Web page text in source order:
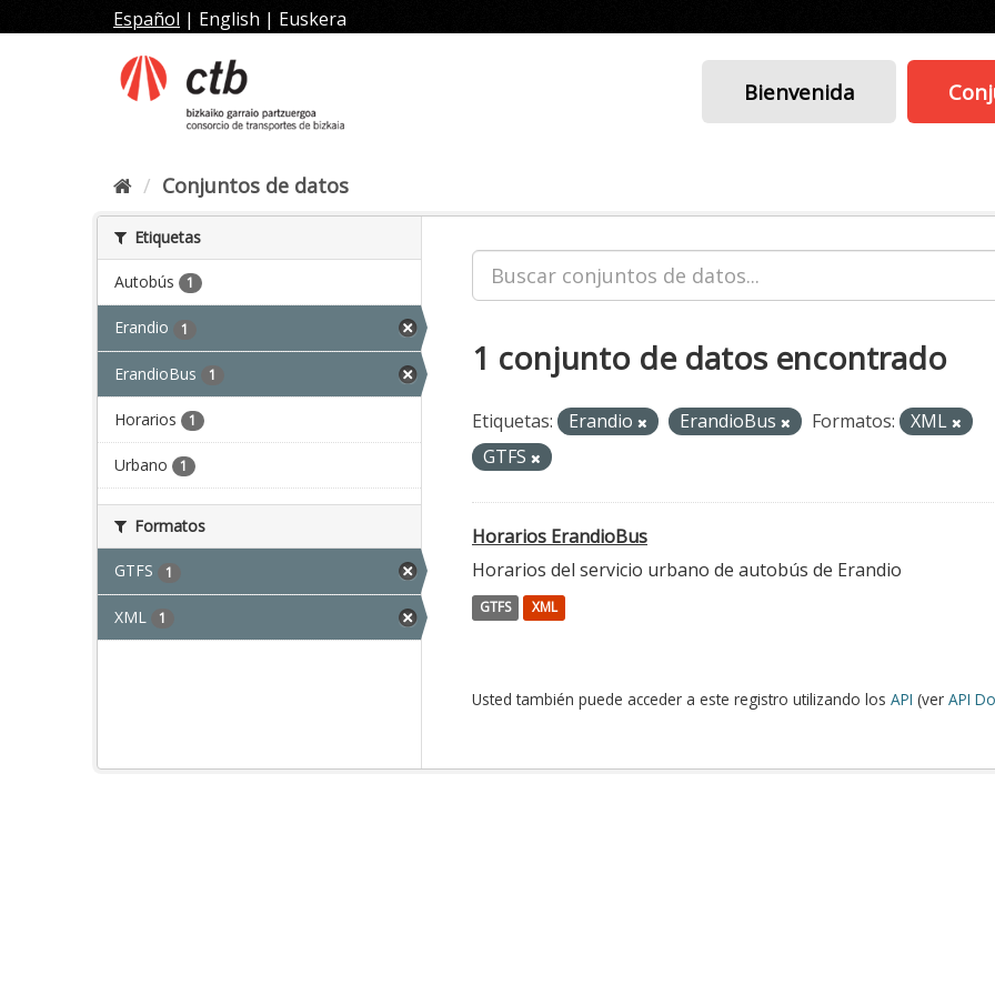
al
Español | English | Euskera
Bienvenida
Conjuntos de datos
Etiquetas
Autobús 1
Erandio 1
ErandioBus 1
Horarios 1
Urbano 1
Formatos
GTFS 1
XML 1
1 conjunto de datos encontrado
Etiquetas: Erandio ErandioBus Formatos:
XML
GTFS
Horarios ErandioBus
Horarios del servicio urbano de autobús de Erandio
GTFS XML
Usted también puede acceder a este registro utilizando los API (ver API